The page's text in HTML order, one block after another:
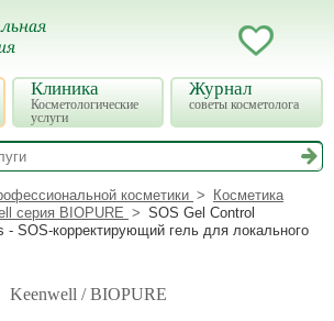
Клиника
Косметологические
услуги
Журнал
советы косметолога
косметики
Косметика
серия BIOPURE
SOS Gel Control
- SOS-корректирующий гель для локального
Keenwell / BIOPURE